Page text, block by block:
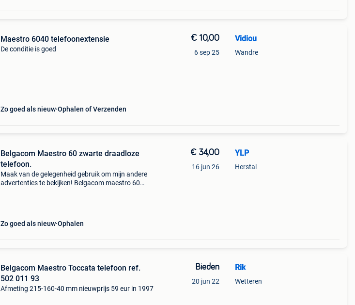
Maestro 6040 telefoonextensie ️
De conditie is goed
Zo goed als nieuw Ophalen of Verzenden
€ 10,00
6 sep 25
Vidiou
Wandre
Belgacom Maestro 60 zwarte draadloze
telefoon.
Maak van de gelegenheid gebruik om mijn andere
advertenties te bekijken! Belgacom maestro 60
Zo goed als nieuw Ophalen
€ 34,00
16 jun 26
YLP
Herstal
Belgacom Maestro Toccata telefoon ref.
502 011 93
Afmeting 215-160-40 mm nieuwprijs 59 eur in 1997
Bieden
20 jun 22
Rik
Wetteren